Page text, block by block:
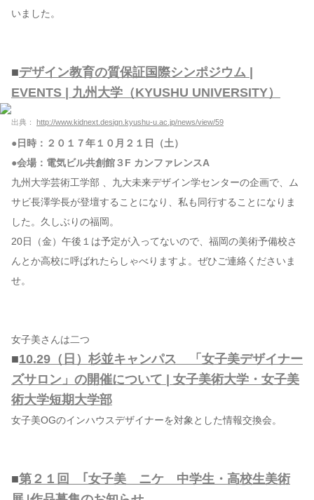
いました。
■デザイン教育の質保証国際シンポジウム |
EVENTS | 九州大学（KYUSHU UNIVERSITY）
出典： http://www.kidnext.design.kyushu-u.ac.jp/news/view/59
●日時：２０１７年１０月２１日（土）
●会場：電気ビル共創館３F カンファレンスA
九州大学芸術工学部 、九大未来デザイン学センターの企画で、ム
サビ長澤学長が登壇することになり、私も同行することになりま
した。久しぶりの福岡。
20日（金）午後１は予定が入ってないので、福岡の美術予備校さ
んとか高校に呼ばれたらしゃべりますよ。ぜひご連絡くださいま
せ。
女子美さんは二つ
■10.29（日）杉並キャンパス 「女子美デザイナー
ズサロン」の開催について | 女子美術大学・女子美
術大学短期大学部
女子美OGのインハウスデザイナーを対象とした情報交換会。
■第２１回 ｢女子美 ニケ 中学生・高校生美術